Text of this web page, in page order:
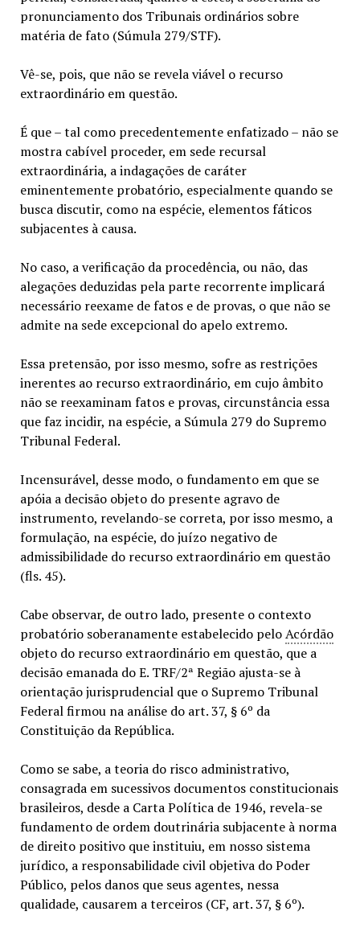
pronunciamento dos Tribunais ordinários sobre
matéria de fato (Súmula 279/STF).
Vê-se, pois, que não se revela viável o recurso
extraordinário em questão.
É que – tal como precedentemente enfatizado – não se
mostra cabível proceder, em sede recursal
extraordinária, a indagações de caráter
eminentemente probatório, especialmente quando se
busca discutir, como na espécie, elementos fáticos
subjacentes à causa.
No caso, a verificação da procedência, ou não, das
alegações deduzidas pela parte recorrente implicará
necessário reexame de fatos e de provas, o que não se
admite na sede excepcional do apelo extremo.
Essa pretensão, por isso mesmo, sofre as restrições
inerentes ao recurso extraordinário, em cujo âmbito
não se reexaminam fatos e provas, circunstância essa
que faz incidir, na espécie, a Súmula 279 do Supremo
Tribunal Federal.
Incensurável, desse modo, o fundamento em que se
apóia a decisão objeto do presente agravo de
instrumento, revelando-se correta, por isso mesmo, a
formulação, na espécie, do juízo negativo de
admissibilidade do recurso extraordinário em questão
(fls. 45).
Cabe observar, de outro lado, presente o contexto
probatório soberanamente estabelecido peloAcórdão
objeto do recurso extraordinário em questão, que a
decisão emanada do E. TRF/2ª Região ajusta-se à
orientação jurisprudencial que o Supremo Tribunal
Federal firmou na análise do art. 37, § 6º da
Constituição da República.
Como se sabe, a teoria do risco administrativo,
consagrada em sucessivos documentos constitucionais
brasileiros, desde a Carta Política de 1946, revela-se
fundamento de ordem doutrinária subjacente à norma
de direito positivo que instituiu, em nosso sistema
jurídico, a responsabilidade civil objetiva do Poder
Público, pelos danos que seus agentes, nessa
qualidade, causarem a terceiros (CF, art. 37, § 6º).